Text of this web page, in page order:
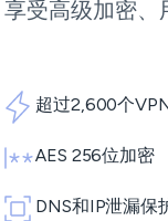
享受高级加密、
超过2,600个
AES 256位加密
DNS和IP泄漏保